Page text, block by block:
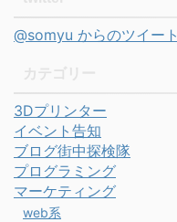
@somyu からのツイート
3Dプリンター
イベント告知
ブログ街中探検隊
プログラミング
マーケティング
web系